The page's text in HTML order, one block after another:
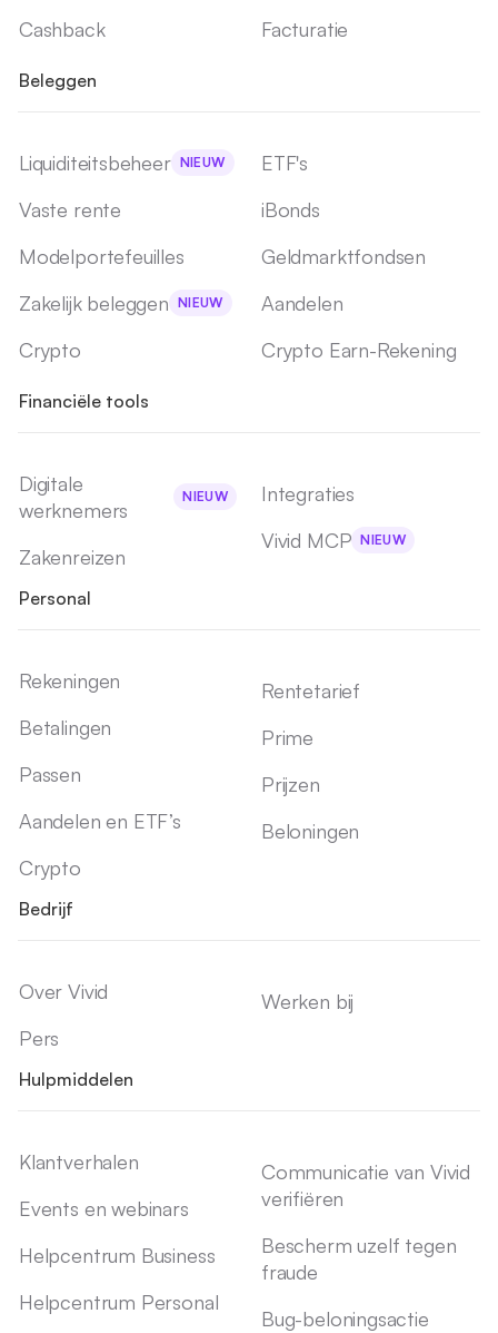
Cashback
Facturatie
Beleggen
Liquiditeitsbeheer NIEUW
Vaste rente
Modelportefeuilles
Zakelijk beleggen NIEUW
Crypto
ETF's
iBonds
Geldmarktfondsen
Aandelen
Crypto Earn-Rekening
Financiële tools
Digitale
werknemers
NIEUW
Zakenreizen
Integraties
Vivid MCP NIEUW
Personal
Rekeningen
Betalingen
Passen
Aandelen en ETF’s
Crypto
Rentetarief
Prime
Prijzen
Beloningen
Bedrijf
Over Vivid
Pers
Werken bij
Hulpmiddelen
Klantverhalen
Events en webinars
Helpcentrum Business
Helpcentrum Personal
Communicatie van Vivid
verifiëren
Bescherm uzelf tegen
fraude
Bug-beloningsactie